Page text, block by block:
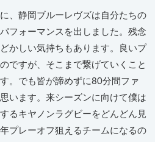
、静岡ブルーレヴズは自分たちの
フォーマンスを出しました。残念
かしい気持ちもあります。良いプ
ですが、そこまで繋げていくこと
。でも皆が諦めずに80分間ファ
います。来シーズンに向けて僕は
るキヤノンラグビーをどんどん見
プレーオフ狙えるチームになるの